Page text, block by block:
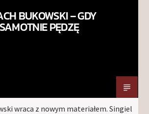
BUKOWSKI – GDY
SAMOTNIE PĘDZĘ
wraca z nowym materiałem. Singiel